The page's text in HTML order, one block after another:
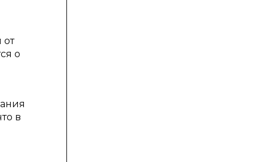
от
о
в